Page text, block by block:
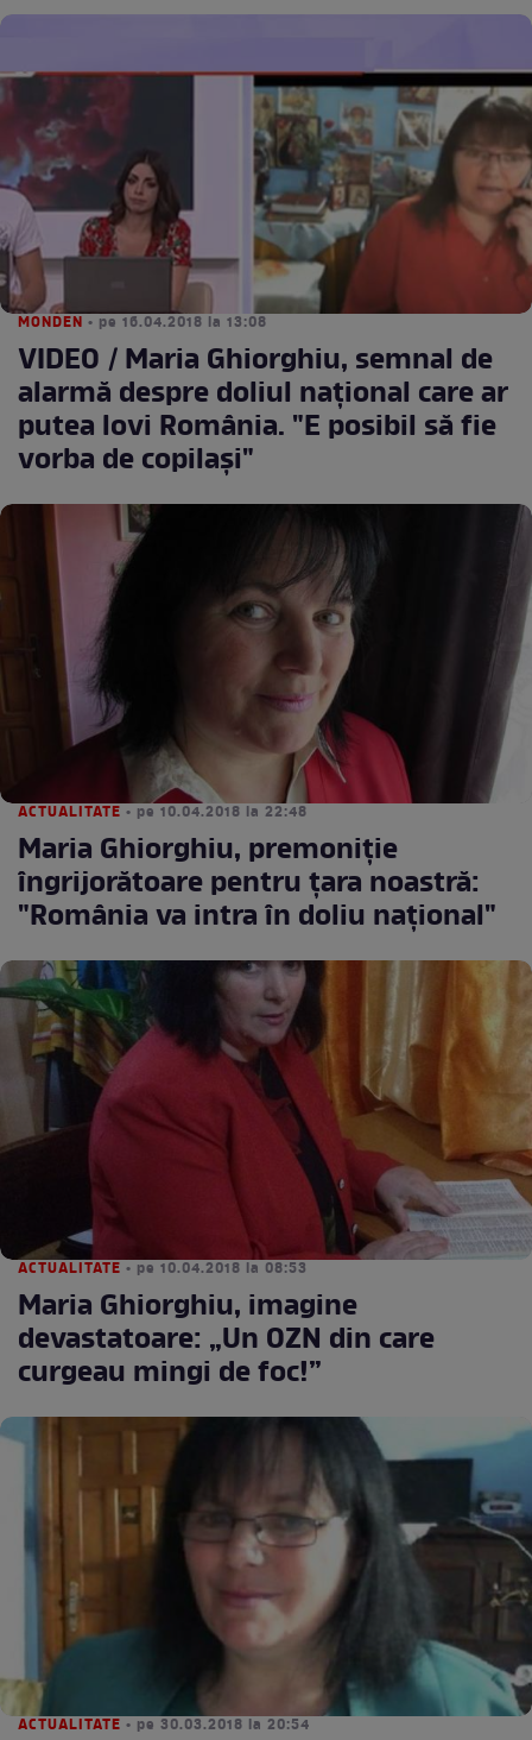
MONDEN • pe 16.04.2018 la 13:08
VIDEO / Maria Ghiorghiu, semnal de
alarmă despre doliul naţional care ar
putea lovi România. "E posibil să fie
vorba de copilaşi"
ACTUALITATE • pe 10.04.2018 la 22:48
Maria Ghiorghiu, premoniţie
îngrijorătoare pentru ţara noastră:
"România va intra în doliu naţional"
ACTUALITATE • pe 10.04.2018 la 08:53
Maria Ghiorghiu, imagine
devastatoare: „Un OZN din care
curgeau mingi de foc!”
ACTUALITATE • pe 30.03.2018 la 20:54